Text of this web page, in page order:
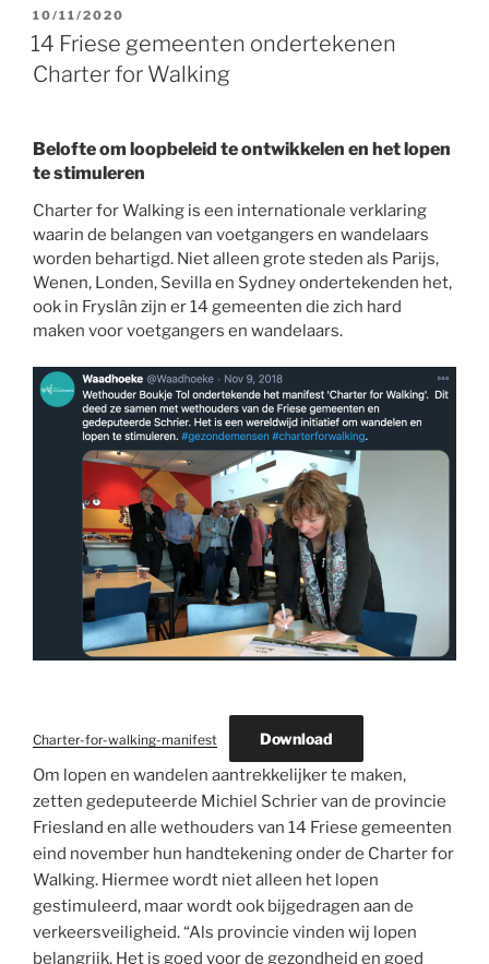
GEPLAATST
OP
10/11/2020
14 Friese gemeenten ondertekenen
Charter for Walking
Belofte om loopbeleid te ontwikkelen en het lopen
te stimuleren
Charter for Walking is een internationale verklaring
waarin de belangen van voetgangers en wandelaars
worden behartigd. Niet alleen grote steden als Parijs,
Wenen, Londen, Sevilla en Sydney ondertekenden het,
ook in Fryslân zijn er 14 gemeenten die zich hard
maken voor voetgangers en wandelaars.
Charter-for-walking-manifest Download
Om lopen en wandelen aantrekkelijker te maken,
zetten gedeputeerde Michiel Schrier van de provincie
Friesland en alle wethouders van 14 Friese gemeenten
eind november hun handtekening onder de Charter for
Walking. Hiermee wordt niet alleen het lopen
gestimuleerd, maar wordt ook bijgedragen aan de
verkeersveiligheid. “Als provincie vinden wij lopen
belangrijk. Het is goed voor de gezondheid en goed